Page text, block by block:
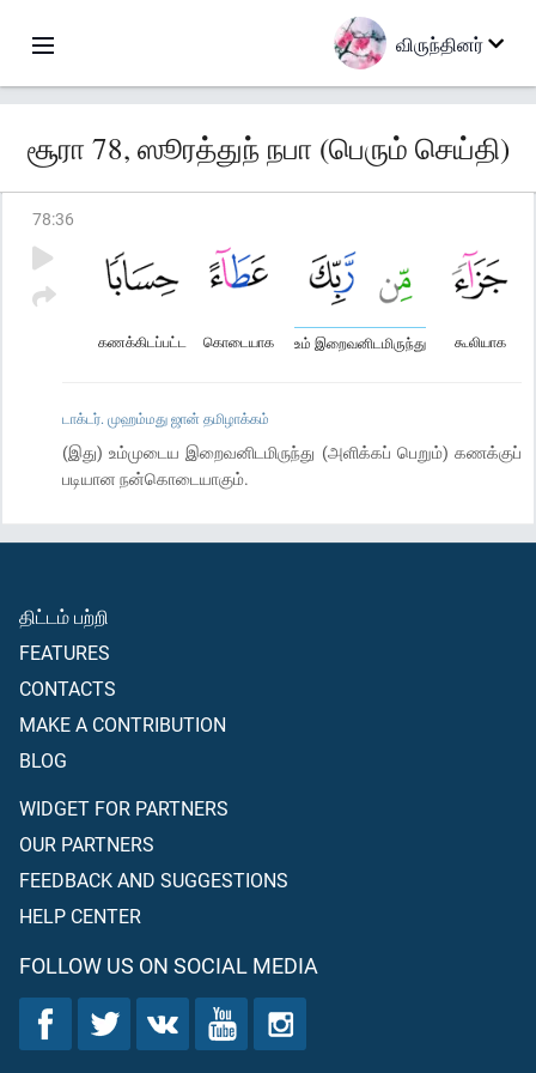
விருந்தினர்
சூரா 78, ஸூரத்துந் நபா (பெரும் செய்தி)
78:36
கூலியாக
உம் இறைவனிடமிருந்து
கொடையாக
கணக்கிடப்பட்ட
டாக்டர். முஹம்மது ஜான் தமிழாக்கம்
(இது) உம்முடைய இறைவனிடமிருந்து (அளிக்கப் பெறும்) கணக்குப்
படியான நன்கொடையாகும்.
திட்டம் பற்றி
FEATURES
CONTACTS
MAKE A CONTRIBUTION
BLOG
WIDGET FOR PARTNERS
OUR PARTNERS
FEEDBACK AND SUGGESTIONS
HELP CENTER
FOLLOW US ON SOCIAL MEDIA